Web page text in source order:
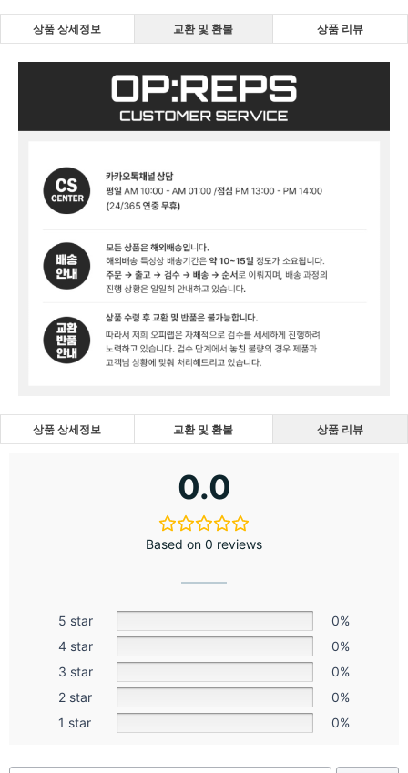
상품 상세정보 교환 및 환불 상품 리뷰
상품 상세정보 교환 및 환불 상품 리뷰
0.0
Based on 0 reviews
5 star
0%
4 star
0%
3 star
0%
2 star
0%
1 star
0%